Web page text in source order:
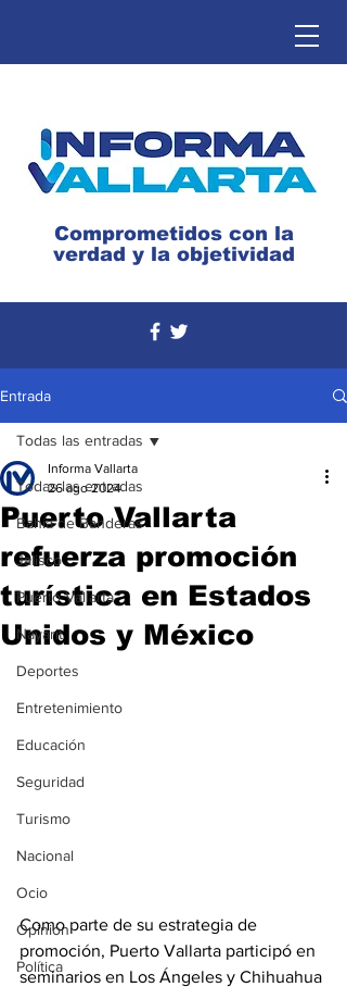
Comprometidos con la
verdad y la objetividad
Entrada
Todas las entradas
Bahía de Banderas
Jalisco
Puerto Vallarta
Nayarit
Deportes
Entretenimiento
Educación
Seguridad
Turismo
Nacional
Ocio
Opinión
Política
Todas las entradas
Puerto Vallarta
refuerza promoción
turística en Estados
Unidos y México
Informa Vallarta
26 ago 2024
Como parte de su estrategia de
promoción, Puerto Vallarta participó en
seminarios en Los Ángeles y Chihuahua